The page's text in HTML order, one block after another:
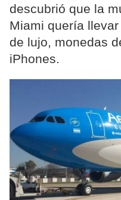
descubrió que la
Miami quería
de lujo, monedas
iPhones.